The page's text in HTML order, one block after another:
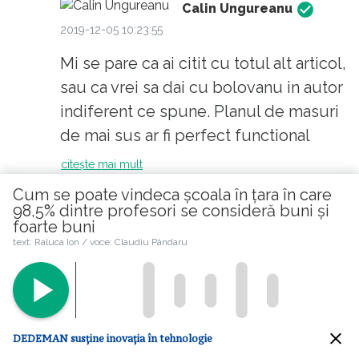
românească. A Avem nevoie de liberalizarea
învățământului, scoaterea acestuia de sub
tutela inspectoratului școlar. Copii sunt o
sursă de imaginație și creativitate. Cei ca dvs
în transformați în adulți lipsiți de încredere.
Găsiți pe Republica un articol cu 10 măsuri
pentru necesare reformarea sistemului de
învățământ. Le agreați?
Calin Ungureanu
2019-12-05 10:23:55
Mi se pare ca ai citit cu totul alt articol,
sau ca vrei sa dai cu bolovanu in autor
indiferent ce spune. Planul de masuri
de mai sus ar fi perfect functional
daca s.ar deranja categoriile citate sa il
aplice.
citește mai mult
Like1
etienne
2019-09-06 03:26:57
Este imposibil sa gasesti doar profesori
devotati si bine pregatiti. Dar este posibil sa
Cum se poate vindeca școala în țara în care
98,5% dintre profesori se consideră buni și
foarte buni
text: Raluca Ion / voce: Claudiu Pândaru
DEDEMAN susține inovația în tehnologie